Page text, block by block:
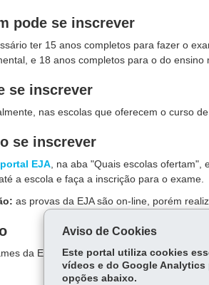
pode se inscrever
ter 15 anos completos para fazer o
e 18 anos completos para o do ensino
se inscrever
nas escolas que oferecem o curso
se inscrever
EJA , na aba "Quais escolas
a escola e faça a inscrição para o exame.
as provas da EJA são on-line, porém
da Educação de Jovens e Adultos são
Aviso de Cookies
Este portal utiliza cookies
vídeos e do Google
opções abaixo.